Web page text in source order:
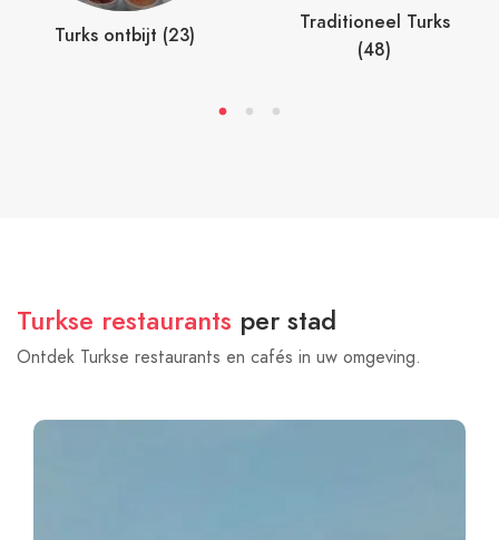
Turks ontbijt (23)
Traditioneel Turks
(48)
Turkse restaurants per stad
Ontdek Turkse restaurants en cafés in uw omgeving.